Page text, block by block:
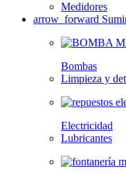
Medidores
arrow_forward
Bombas
Limpieza y
Electricidad
Lubricantes